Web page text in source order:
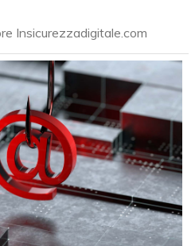
Insicurezzadigitale.com